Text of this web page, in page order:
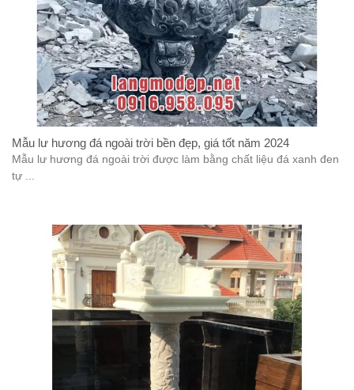
Mẫu lư hương đá ngoài trời bền đẹp, giá tốt năm 2024
Mẫu lư hương đá ngoài trời được làm bằng chất liệu đá xanh đen
tự ...